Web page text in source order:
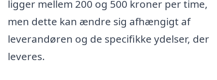
ligger mellem 200 og 500 kroner per time,
men dette kan ændre sig afhængigt af
leverandøren og de specifikke ydelser, der
leveres.